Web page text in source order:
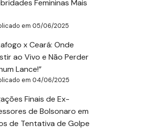
Femininas Mais
em 05/06/2025
x Ceará: Onde
ao Vivo e Não Perder
Lance!”
em 04/06/2025
Finais de Ex-
de Bolsonaro em
de Tentativa de Golpe